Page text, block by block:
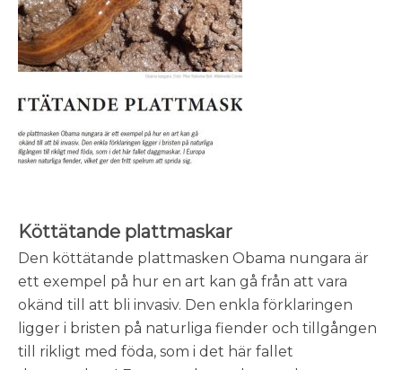
Köttätande plattmaskar
Den köttätande plattmasken Obama nungara är
ett exempel på hur en art kan gå från att vara
okänd till att bli invasiv. Den enkla förklaringen
ligger i bristen på naturliga fiender och tillgången
till rikligt med föda, som i det här fallet